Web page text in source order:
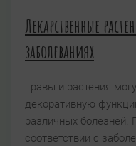
Лекарственные
заболеваниях
Травы и растения
декоративную
различных болезней.
соответствии с